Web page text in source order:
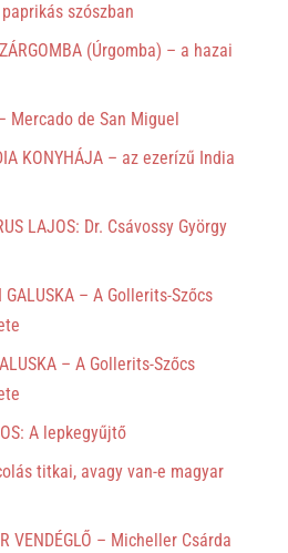
paprikás szószban
(Úrgomba) – a hazai
Mercado de San Miguel
KONYHÁJA – az ezerízű India
LAJOS: Dr. Csávossy György
GALUSKA – A Gollerits-Szőcs
– A Gollerits-Szőcs
A lepkegyűjtő
titkai, avagy van-e magyar
VENDÉGLŐ – Micheller Csárda